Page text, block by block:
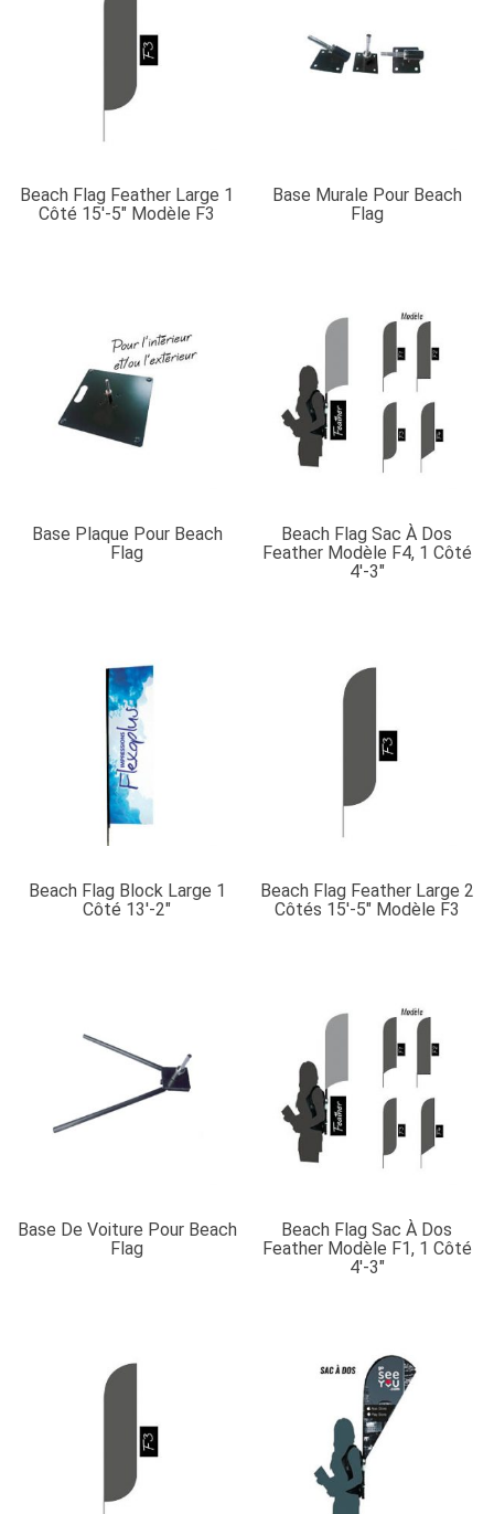
Beach Flag Feather Large 1
Côté 15′-5″ Modèle F3
Base Murale Pour Beach
Flag
Base Plaque Pour Beach
Flag
Beach Flag Sac À Dos
Feather Modèle F4, 1 Côté
4′-3″
Beach Flag Block Large 1
Côté 13′-2″
Beach Flag Feather Large 2
Côtés 15′-5″ Modèle F3
Base De Voiture Pour Beach
Flag
Beach Flag Sac À Dos
Feather Modèle F1, 1 Côté
4′-3″